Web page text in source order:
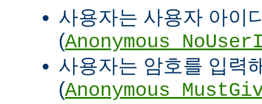
사용자는 사용자 아이
(
사용자는 암호를 입력
(